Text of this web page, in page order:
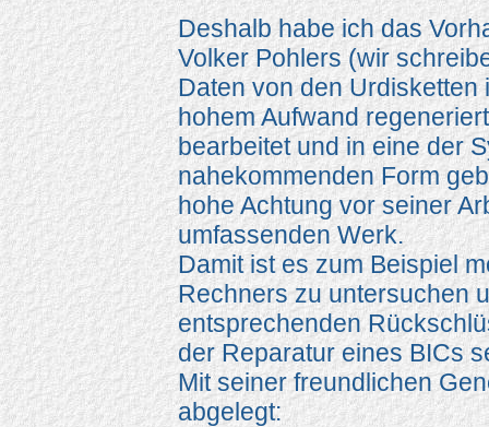
Deshalb habe ich das
Volker Pohlers (wir
Daten von den Urdisketten
hohem Aufwand
bearbeitet und in eine der
nahekommenden Form
hohe Achtung vor seiner
umfassenden Werk.
Damit ist es zum Beispiel
Rechners zu untersuchen
entsprechenden
der Reparatur eines BICs
Mit seiner freundlichen
abgelegt: